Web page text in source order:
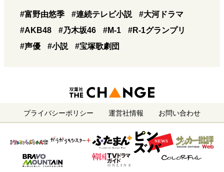
#富野由悠季 #連続テレビ小説
#大河ドラマ
#AKB48
#乃木坂46 #M-1
#R-1グランプリ
#声優
#小説 #宝塚歌劇団
プライバシーポリシー 運営社情報 お問い合わせ